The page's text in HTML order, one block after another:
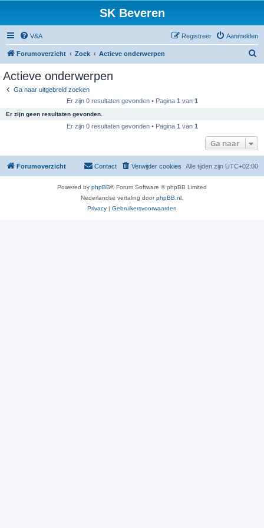
SK Beveren
V&A Aanmelden
Registreer
Forumoverzicht Zoek Actieve onderwerpen
Actieve onderwerpen
Ga naar uitgebreid zoeken
Er zijn 0 resultaten gevonden • Pagina 1 van 1
Er zijn geen resultaten gevonden.
Er zijn 0 resultaten gevonden • Pagina 1 van 1
Ga naar
Forumoverzicht Alle tijden zijn UTC+02:00
Verwijder cookies
Contact
Powered by phpBB® Forum Software © phpBB Limited
Nederlandse vertaling doorphpBB.nl
Privacy | Gebruikersvoorwaarden